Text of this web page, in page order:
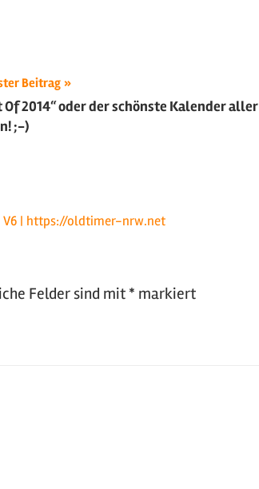
Beitrag
Of 2014“ oder der schönste Kalender aller
;-)
V6 | https://oldtimer-nrw.net
Felder sind mit* markiert